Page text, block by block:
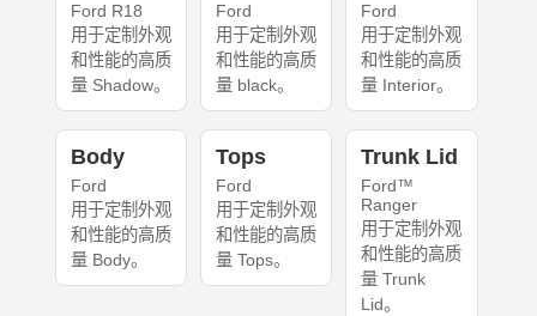
Ford R18
用于定制外观
和性能的高质
量 Shadow。
Ford
用于定制外观
和性能的高质
量 black。
Ford
用于定制外观
和性能的高质
量 Interior。
Body
Ford
用于定制外观
和性能的高质
量 Body。
Tops
Ford
用于定制外观
和性能的高质
量 Tops。
Trunk Lid
Ford™
Ranger
用于定制外观
和性能的高质
量 Trunk
Lid。